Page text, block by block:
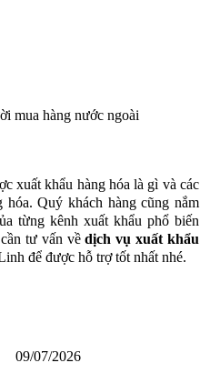
mua hàng nước ngoài
xuất khẩu hàng hóa là gì và các
Quý khách hàng cũng nắm
từng kênh xuất khẩu phổ biến
cần tư vấn vềdịch vụ xuất khẩu
để được hỗ trợ tốt nhất nhé.
09/07/2026